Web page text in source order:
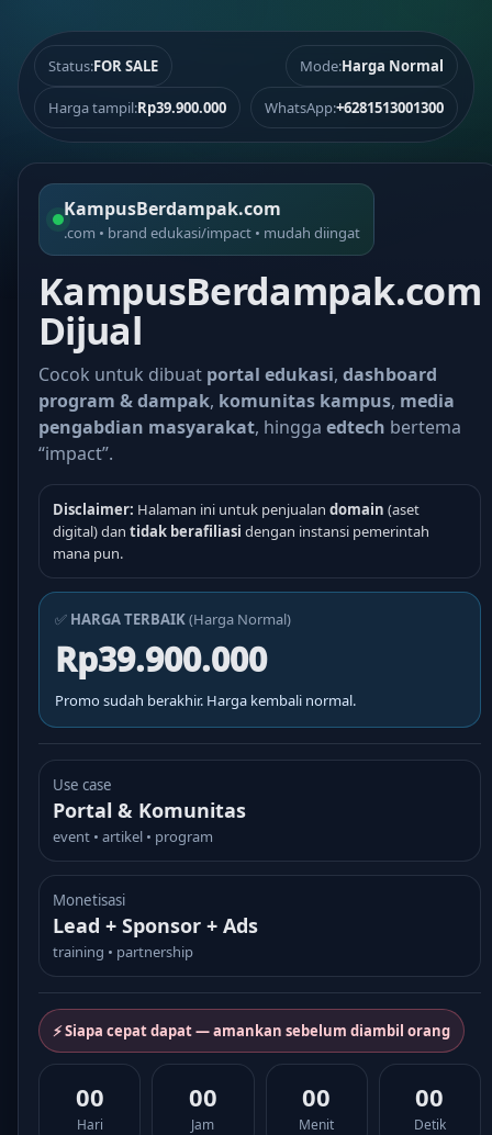
Status:FOR SALE Mode:Harga Normal
Harga tampil:Rp39.900.000 WhatsApp:+6281513001300
KampusBerdampak.com
.com • brand edukasi/impact • mudah diingat
KampusBerdampak.com
Dijual
Cocok untuk dibuat portal edukasi, dashboard
program & dampak, komunitas kampus, media
pengabdian masyarakat, hingga edtech bertema
“impact”.
Disclaimer: Halaman ini untuk penjualan domain (aset
digital) dan tidak berafiliasi dengan instansi pemerintah
mana pun.
✅ HARGA TERBAIK(Harga Normal)
Rp39.900.000
Promo sudah berakhir. Harga kembali normal.
Use case
Portal & Komunitas
event • artikel • program
Monetisasi
Lead + Sponsor + Ads
training • partnership
⚡ Siapa cepat dapat — amankan sebelum diambil orang
00
Hari
00
Jam
00
Menit
00
Detik